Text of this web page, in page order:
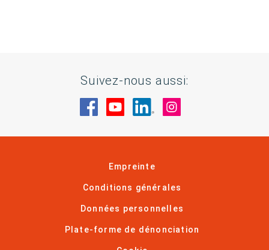
Suivez-nous aussi:
Rendez-nous visite sur Facebook
Rendez-nous visite sur
Rendez-nous visite
Empreinte
Conditions générales
Données personnelles
Plate-forme de dénonciation